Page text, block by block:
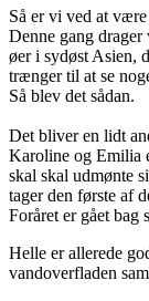
Så er vi ved at
Denne gang
øer i sydøst Asien,
trænger til at se
Så blev det sådan.
Det bliver en lidt
Karoline og Emilia
skal skal udmønte
tager den første af
Foråret er gået bag
Helle er allerede
vandoverfladen